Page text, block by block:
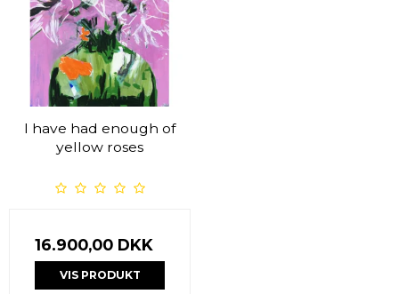
I have had enough of
yellow roses
16.900,00 DKK
VIS PRODUKT